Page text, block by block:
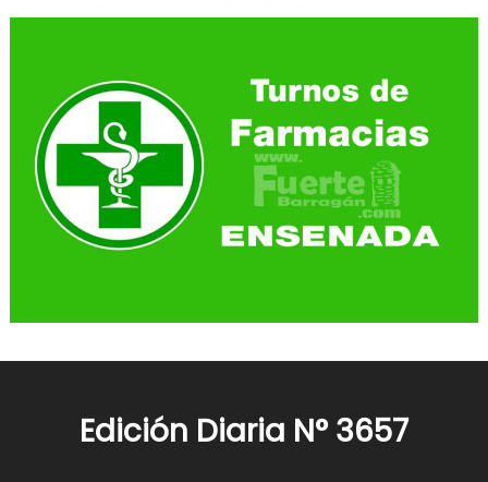
Edición Diaria N° 3657